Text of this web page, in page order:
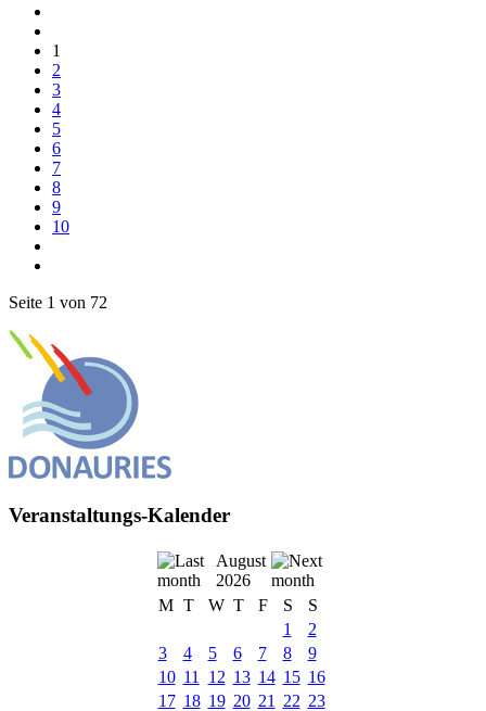
1
2
3
4
5
6
7
8
9
10
Seite 1 von 72
Veranstaltungs-Kalender
August
2026
M T W T F S
S
1
2
3
4 5 6 7 8
9
10 11 12 13 14 15 16
17 18 19 20 21 22 23